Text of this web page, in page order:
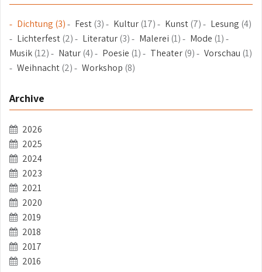
Dichtung (3) Fest(3) Kultur(17) Kunst(7) Lesung (4)
Lichterfest(2) Literatur(3) Malerei (1) Mode (1)
Musik(12) Natur(4) Poesie (1) Theater(9) Vorschau (1)
Weihnacht(2) Workshop (8)
Archive
2026
2025
2024
2023
2021
2020
2019
2018
2017
2016